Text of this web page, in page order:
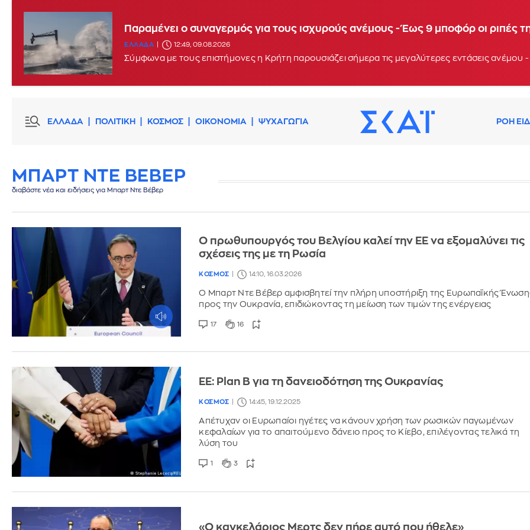
Παραμένει ο συναγερμός για τους ισχυρούς ανέμους - Έως 9 μποφόρ οι ριπές
ΕΛΛΑΔΑ 12:49, 09.08.2026
Σύμφωνα με τους επιστήμονες η Κρήτη παρουσιάζει σήμερα τις μεγαλύτερες εντάσεις ανέμου
ΕΛΛΑΔΑ ΠΟΛΙΤΙΚΗ ΚΟΣΜΟΣ ΟΙΚΟΝΟΜΙΑ ΨΥΧΑΓΩΓΙΑ ΡΟΗ
ΜΠΑΡΤ ΝΤΕ ΒΕΒΕΡ
διαβάστε νέα και ειδήσεις για Μπαρτ Ντε Βέβερ
Ο πρωθυπουργός του Βελγίου καλεί την ΕΕ να εξομαλύνει τις
σχέσεις της με τη Ρωσία
ΚΟΣΜΟΣ 14:10, 16.03.2026
Ο Μπαρτ Ντε Βέβερ αμφισβητεί την πλήρη υποστήριξη της Ευρωπαϊκής
προς την Ουκρανία, επιδιώκοντας τη μείωση των τιμών της ενέργειας
17 16
ΕΕ: Plan B για τη δανειοδότηση της Ουκρανίας
ΚΟΣΜΟΣ 14:45, 19.12.2025
Απέτυχαν οι Ευρωπαίοι ηγέτες να κάνουν χρήση των ρωσικών παγωμένων
κεφαλαίων για το απαιτούμενο δάνειο προς το Κίεβο, επιλέγοντας τελικά τη
λύση του
1 3
«Ο καγκελάριος Μερτς δεν πήρε αυτό που ήθελε»